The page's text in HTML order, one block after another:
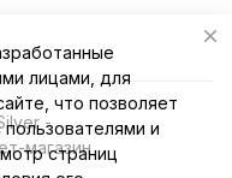
-
магазин
лицами, для
что позволяет
и
страниц